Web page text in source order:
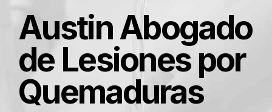
Austin Abogado
de Lesiones por
Quemaduras